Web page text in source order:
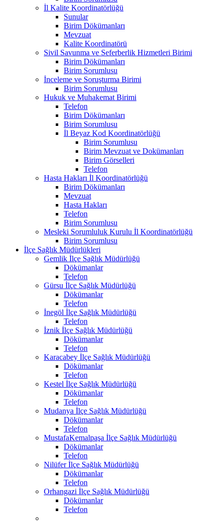
İl Kalite Koordinatörlüğü
Sunular
Birim Dökümanları
Mevzuat
Kalite Koordinatörü
Sivil Savunma ve Seferberlik Hizmetleri Birimi
Birim Dökümanları
Birim Sorumlusu
İnceleme ve Soruşturma Birimi
Birim Sorumlusu
Hukuk ve Muhakemat Birimi
Telefon
Birim Dökümanları
Birim Sorumlusu
İl Beyaz Kod Koordinatörlüğü
Birim Sorumlusu
Birim Mevzuat ve Dokümanları
Birim Görselleri
Telefon
Hasta Hakları İl Koordinatörlüğü
Birim Dökümanları
Mevzuat
Hasta Hakları
Telefon
Birim Sorumlusu
Mesleki Sorumluluk Kurulu İl Koordinatörlüğü
Birim Sorumlusu
İlçe Sağlık Müdürlükleri
Gemlik İlçe Sağlık Müdürlüğü
Dökümanlar
Telefon
Gürsu İlçe Sağlık Müdürlüğü
Dökümanlar
Telefon
İnegöl İlçe Sağlık Müdürlüğü
Telefon
İznik İlçe Sağlık Müdürlüğü
Dökümanlar
Telefon
Karacabey İlçe Sağlık Müdürlüğü
Dökümanlar
Telefon
Kestel İlçe Sağlık Müdürlüğü
Dökümanlar
Telefon
Mudanya İlçe Sağlık Müdürlüğü
Dökümanlar
Telefon
MustafaKemalpaşa İlçe Sağlık Müdürlüğü
Dökümanlar
Telefon
Nilüfer İlçe Sağlık Müdürlüğü
Dökümanlar
Telefon
Orhangazi İlçe Sağlık Müdürlüğü
Dökümanlar
Telefon